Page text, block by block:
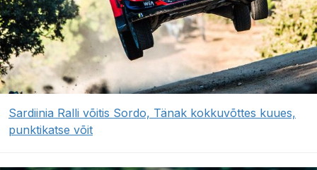
Sardiinia Ralli võitis Sordo, Tänak kokkuvõttes kuues,
punktikatse võit